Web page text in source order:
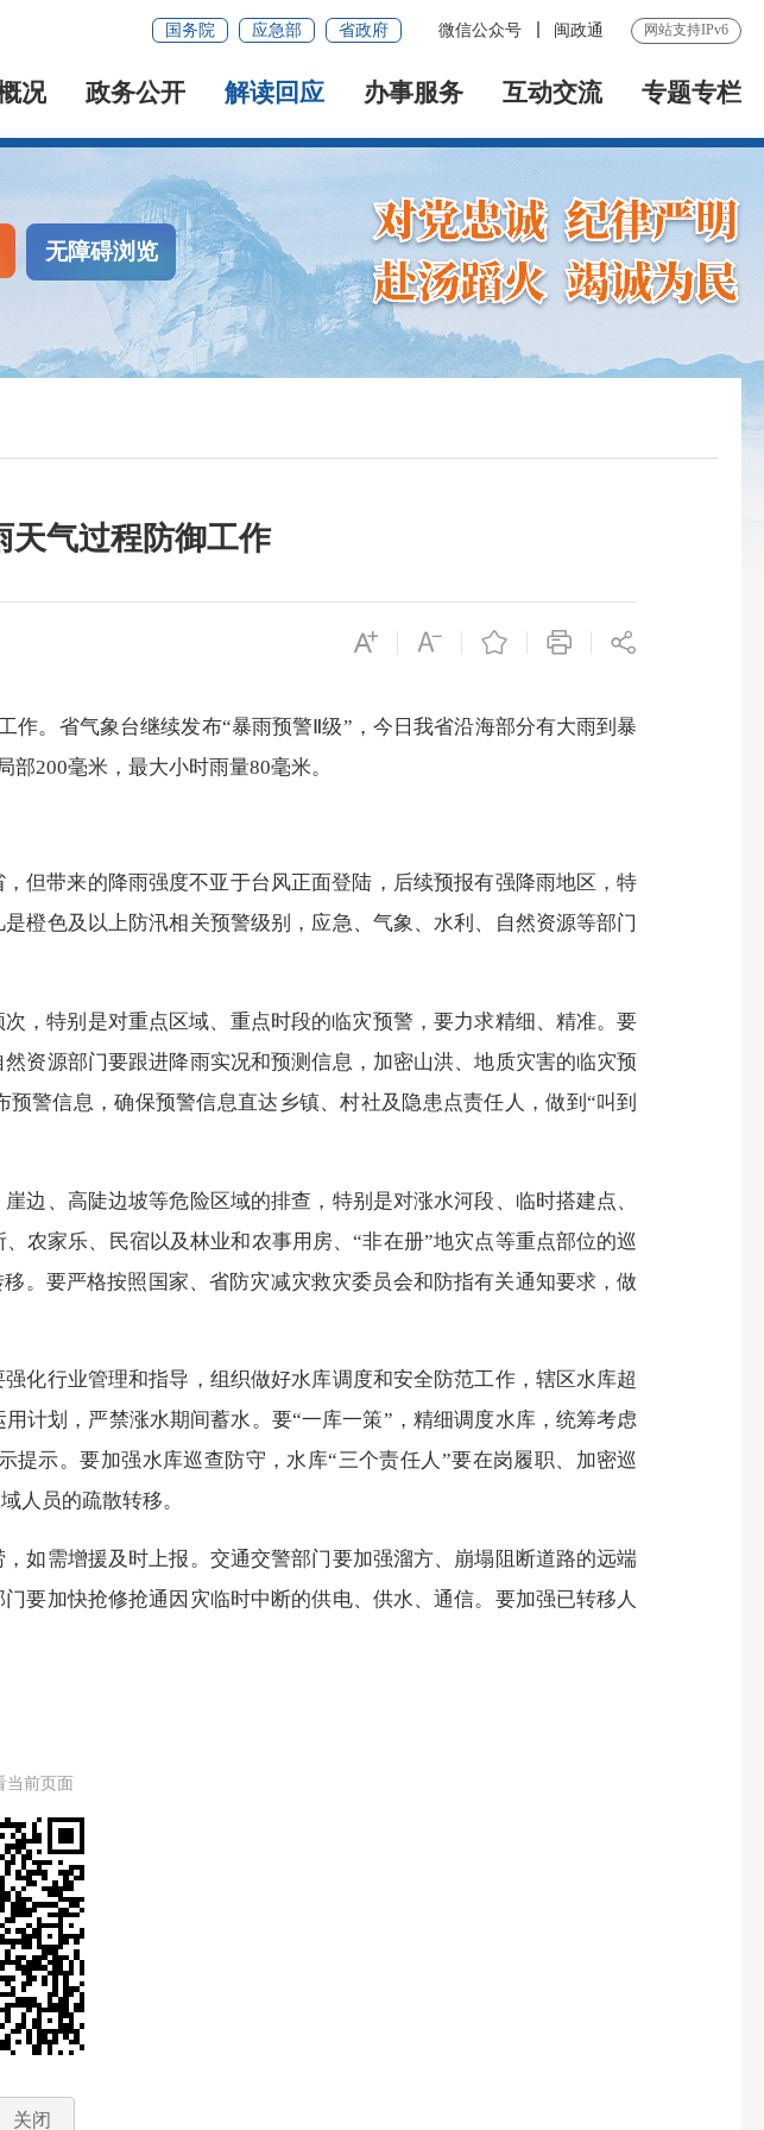
国务院 应急部 省政府 微信公众号 闽政通 网站支持IPv6
况 政务公开 解读回应 办事服务 互动交流 专题专栏
无障碍浏览
天气过程防御工作
。省气象台继续发布“暴雨预警Ⅱ级”，今日我省沿海部分有大雨到暴
200毫米，最大小时雨量80毫米。
带来的降雨强度不亚于台风正面登陆，后续预报有强降雨地区，特
橙色及以上防汛相关预警级别，应急、气象、水利、自然资源等部门
特别是对重点区域、重点时段的临灾预警，要力求精细、精准。要
资源部门要跟进降雨实况和预测信息，加密山洪、地质灾害的临灾预
警信息，确保预警信息直达乡镇、村社及隐患点责任人，做到“叫到
、高陡边坡等危险区域的排查，特别是对涨水河段、临时搭建点、
农家乐、民宿以及林业和农事用房、“非在册”地灾点等重点部位的巡
。要严格按照国家、省防灾减灾救灾委员会和防指有关通知要求，做
行业管理和指导，组织做好水库调度和安全防范工作，辖区水库超
计划，严禁涨水期间蓄水。要“一库一策”，精细调度水库，统筹考虑
示。要加强水库巡查防守，水库“三个责任人”要在岗履职、加密巡
人员的疏散转移。
需增援及时上报。交通交警部门要加强溜方、崩塌阻断道路的远端
要加快抢修抢通因灾临时中断的供电、供水、通信。要加强已转移人
当前页面
关闭